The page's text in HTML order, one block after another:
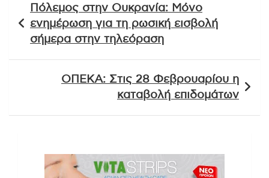
άρθρων
Πόλεμος στην Ουκρανία: Μόνο
ενημέρωση για τη ρωσική εισβολή
σήμερα στην τηλεόραση
ΟΠΕΚΑ: Στις 28 Φεβρουαρίου η
καταβολή επιδομάτων